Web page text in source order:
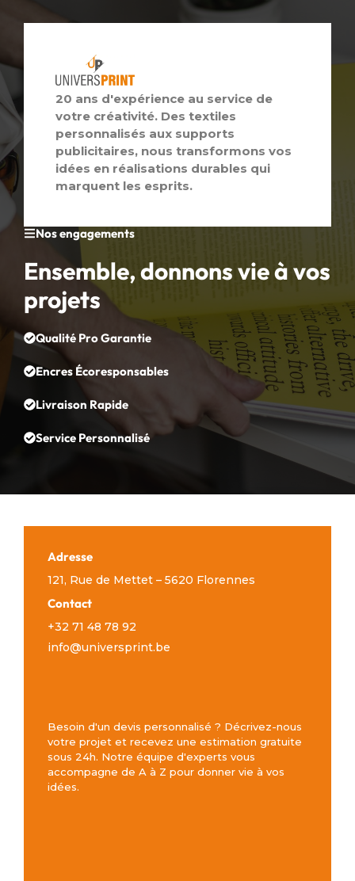
Nos engagements
Ensemble, donnons vie à vos
projets
Qualité Pro Garantie
Encres Écoresponsables
Livraison Rapide
Service Personnalisé
20 ans d'expérience au service de
votre créativité. Des textiles
personnalisés aux supports
publicitaires, nous transformons vos
idées en réalisations durables qui
marquent les esprits.
Adresse
121, Rue de Mettet – 5620 Florennes
Contact
+32 71 48 78 92
info@universprint.be
Besoin d'un devis personnalisé ? Décrivez-nous
votre projet et recevez une estimation gratuite
sous 24h. Notre équipe d'experts vous
accompagne de A à Z pour donner vie à vos
idées.